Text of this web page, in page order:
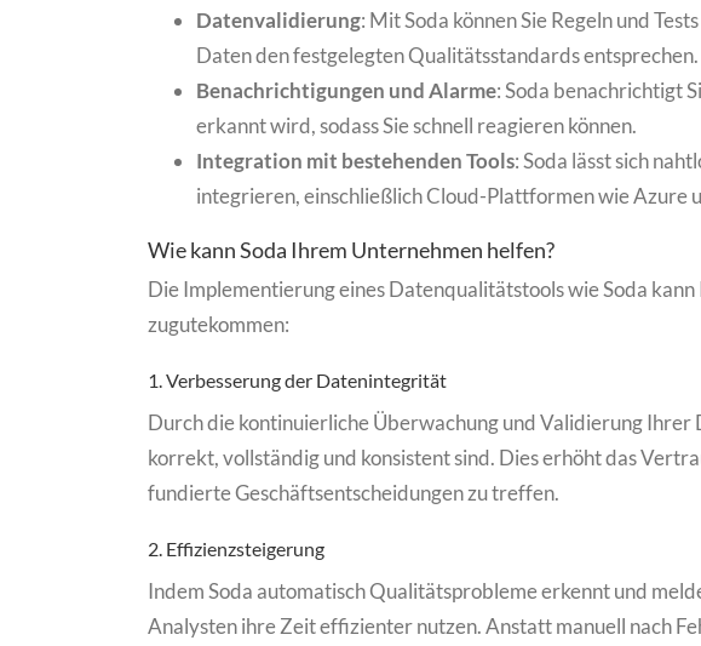
Datenvalidierung: Mit Soda können Sie Regeln und
Daten den festgelegten Qualitätsstandards entsprechen.
Benachrichtigungen und Alarme: Soda benachrichtigt
erkannt wird, sodass Sie schnell reagieren können.
Integration mit bestehenden Tools: Soda lässt sich
integrieren, einschließlich Cloud-Plattformen wie Azure
Wie kann Soda Ihrem Unternehmen helfen?
Die Implementierung eines Datenqualitätstools wie Soda
zugutekommen:
1. Verbesserung der Datenintegrität
Durch die kontinuierliche Überwachung und Validierung Ihrer
korrekt, vollständig und konsistent sind. Dies erhöht das
fundierte Geschäftsentscheidungen zu treffen.
2. Effizienzsteigerung
Indem Soda automatisch Qualitätsprobleme erkennt und
Analysten ihre Zeit effizienter nutzen. Anstatt manuell nach